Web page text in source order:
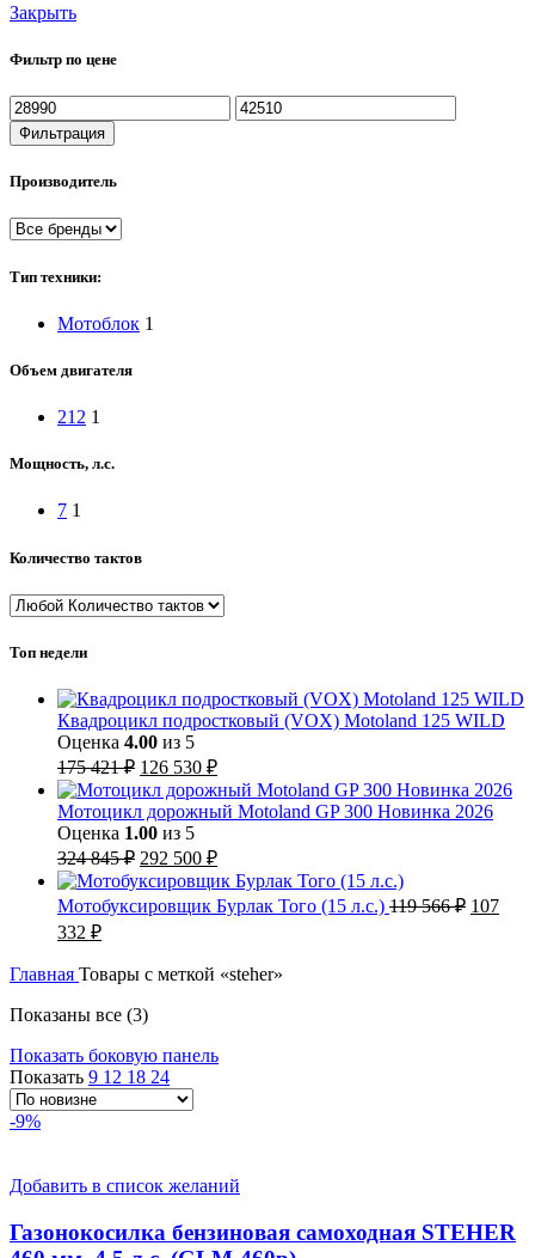
Закрыть
Фильтр по цене
Минимальная
цена
Максимальная
цена
Фильтрация
Производитель
Тип техники:
Мотоблок 1
Объем двигателя
212 1
Мощность, л.с.
7 1
Количество тактов
Топ недели
Квадроцикл подростковый (VOX) Motoland 125 WILD
Оценка 4.00 из 5
175 421₽ Первоначальная
цена
составляла
175
421 ₽.
126 530 ₽Текущая
цена:
126
Мотоцикл дорожный Motoland GP 300 Новинка 2026
Оценка 1.00 из 5
324 845₽ Первоначальная
цена
составляла
324
292 500 ₽Текущая
цена:
292
500 ₽.
Мотобуксировщик Бурлак Того (15 л.с.) 119 566₽ 107
332 ₽Текущая
107
Главная Товары с меткой «steher»
Показаны все (3)Сортировка:
недавние
Показать боковую панель
Показать 9 12 18 24
-9%
Добавить в список желаний
Газонокосилка бензиновая самоходная STEHER